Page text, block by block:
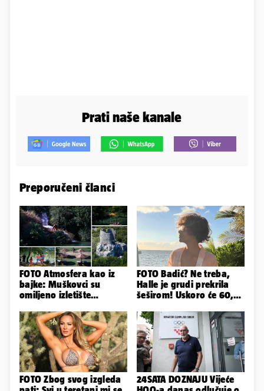
Prati naše kanale
Preporučeni članci
FOTO Atmosfera kao iz
bajke: Muškovci su
omiljeno izletište
zašto
FOTO Badić? Ne treba,
Halle je grudi prekrila
šeširom! Uskoro će 60,
FOTO Zbog svog izgleda
24SATA DOZNAJU Vijeće